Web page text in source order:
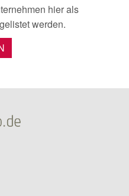
hier als
werden.